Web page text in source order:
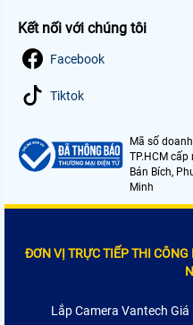
Kết nối với chúng tôi
Facebook
Tiktok
Mã số
TP.HCM
Bán Bích,
Minh
ĐƠN VỊ TRỰC TIẾP THI
Lắp Camera Vantech Giá